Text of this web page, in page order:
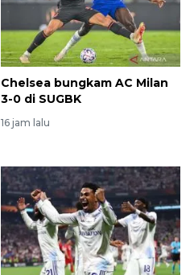
Chelsea bungkam AC Milan
3-0 di SUGBK
16 jam lalu